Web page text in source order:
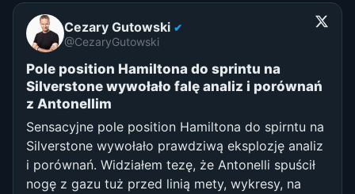
Cezary Gutowski ✔
@CezaryGutowski
Pole position Hamiltona do sprintu na
Silverstone wywołało falę analiz i porównań
z Antonellim
Sensacyjne pole position Hamiltona do spirntu na
Silverstone wywołało prawdziwą eksplozję analiz
i porównań. Widziałem tezę, że Antonelli spuścił
nogę z gazu tuż przed linią mety, wykresy, na